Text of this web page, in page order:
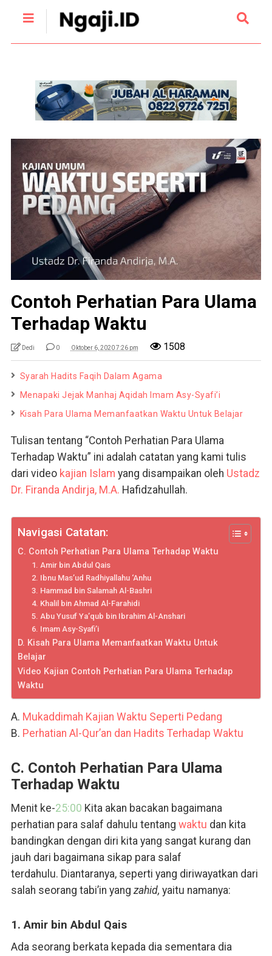
Contoh Perhatian Para Ulama
Terhadap Waktu
Dedi 0 Oktober 6, 2020 7:26 pm 1508
Syarah Hadits Faqih Dalam Agama
Menapaki Jejak Manhaj Aqidah Imam Asy-Syafi’i
Kisah Para Ulama Memanfaatkan Waktu Untuk Belajar
Tulisan tentang “Contoh Perhatian Para Ulama
Terhadap Waktu” ini adalah catatan yang kami tulis
dari video kajian Islam yang disampaikan oleh Ustadz
Dr. Firanda Andirja, M.A. Hafidzahullah.
Navigasi Catatan:
C. Contoh Perhatian Para Ulama Terhadap Waktu
1. Amir bin Abdul Qais
2. Ibnu Mas’ud Radhiyallahu ‘Anhu
3. Hammad bin Salamah Al-Bashri
4. Khalil bin Ahmad Al-Farahidi
5. Abu Yusuf Ya’qub bin Ibrahim Al-Anshari
6. Imam Asy-Syafi’i
D. Kisah Para Ulama Memanfaatkan Waktu Untuk
Belajar
Video Kajian Contoh Perhatian Para Ulama Terhadap
Waktu
A. Mukaddimah Kajian Waktu Seperti Pedang
B. Perhatian Al-Qur’an dan Hadits Terhadap Waktu
C. Contoh Perhatian Para Ulama
Terhadap Waktu
Menit ke-25:00 Kita akan bacakan bagaimana
perhatian para salaf dahulu tentang waktu dan kita
bandingkan dengan diri kita yang sangat kurang dan
jauh dari bagaimana sikap para salaf
terdahulu. Diantaranya, seperti yang diriwayatkan dari
salah seorang tabi’in yang zahid, yaitu namanya:
1. Amir bin Abdul Qais
Ada seorang berkata kepada dia sementara dia